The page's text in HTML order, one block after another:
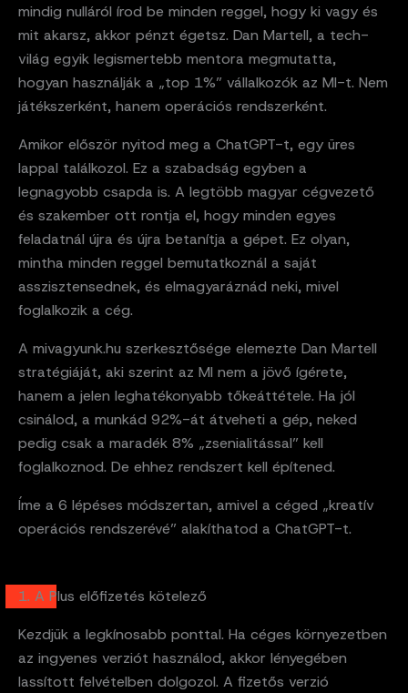
mindig nulláról írod be minden reggel, hogy ki vagy és
mit akarsz, akkor pénzt égetsz. Dan Martell, a tech-
világ egyik legismertebb mentora megmutatta,
hogyan használják a „top 1%” vállalkozók az MI-t. Nem
játékszerként, hanem operációs rendszerként.
Amikor először nyitod meg a ChatGPT-t, egy üres
lappal találkozol. Ez a szabadság egyben a
legnagyobb csapda is. A legtöbb magyar cégvezető
és szakember ott rontja el, hogy minden egyes
feladatnál újra és újra betanítja a gépet. Ez olyan,
mintha minden reggel bemutatkoznál a saját
asszisztensednek, és elmagyaráznád neki, mivel
foglalkozik a cég.
A mivagyunk.hu szerkesztősége elemezte Dan Martell
stratégiáját, aki szerint az MI nem a jövő ígérete,
hanem a jelen leghatékonyabb tőkeáttétele. Ha jól
csinálod, a munkád 92%-át átveheti a gép, neked
pedig csak a maradék 8% „zsenialitással” kell
foglalkoznod. De ehhez rendszert kell építened.
Íme a 6 lépéses módszertan, amivel a céged „kreatív
operációs rendszerévé” alakíthatod a ChatGPT-t.
1. A Plus előfizetés kötelező
Kezdjük a legkínosabb ponttal. Ha céges környezetben
az ingyenes verziót használod, akkor lényegében
lassított felvételben dolgozol. A fizetős verzió